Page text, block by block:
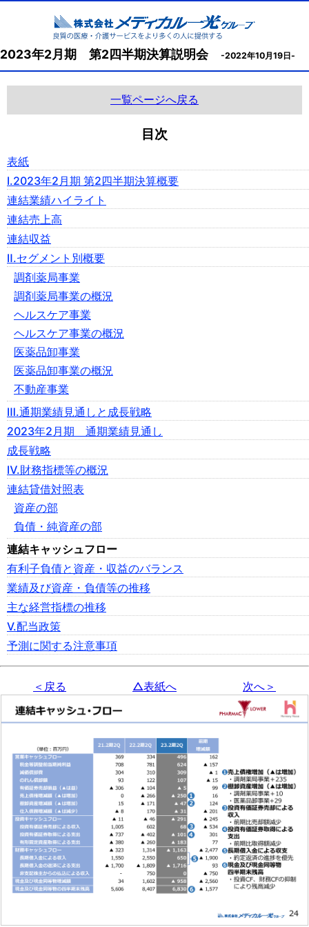
2023年2月期 第2四半期決算説明会 -2022年10月19日-
一覧ページへ戻る
目次
表紙
Ⅰ.2023年2月期 第2四半期決算概要
連結業績ハイライト
連結売上高
連結収益
Ⅱ.セグメント別概要
調剤薬局事業
調剤薬局事業の概況
ヘルスケア事業
ヘルスケア事業の概況
医薬品卸事業
医薬品卸事業の概況
不動産事業
Ⅲ.通期業績見通しと成長戦略
2023年2月期 通期業績見通し
成長戦略
Ⅳ.財務指標等の概況
連結貸借対照表
資産の部
負債・純資産の部
連結キャッシュフロー
有利子負債と資産・収益のバランス
業績及び資産・負債等の推移
主な経営指標の推移
Ⅴ.配当政策
予測に関する注意事項
＜戻る △表紙へ 次へ＞